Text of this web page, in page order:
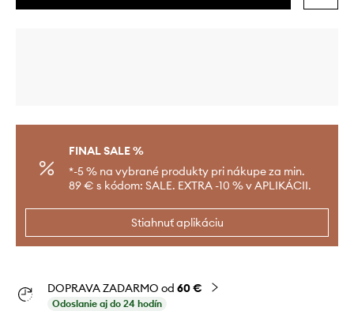
FINAL SALE %
*-5 % na vybrané produkty pri nákupe za min.
89 € s kódom: SALE. EXTRA -10 % v APLIKÁCII.
Stiahnuť aplikáciu
DOPRAVA ZADARMO od 60 €
Odoslanie aj do 24 hodín